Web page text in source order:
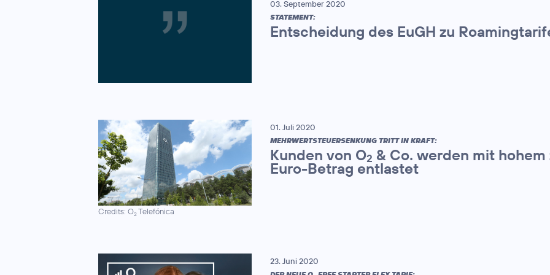
03. September 2020
STATEMENT:
Entscheidung des EuGH zu
Credits: O2Telefónica
01. Juli 2020
MEHRWERTSTEUERSENKUNG TRITT IN KRAFT:
Kunden von O2 & Co. werden mit
Euro-Betrag entlastet
23. Juni 2020